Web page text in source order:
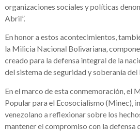
organizaciones sociales y políticas
Abril”.
En honor a estos acontecimientos,
la Milicia Nacional Bolivariana,
creado para la defensa integral de la
del sistema de seguridad y soberanía
En el marco de esta conmemoración, el
Popular para el Ecosocialismo (Minec),
venezolano a reflexionar sobre los
mantener el compromiso con la defensa